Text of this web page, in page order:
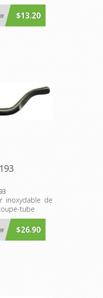
$13.20
inoxydable de
tube
$26.90